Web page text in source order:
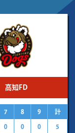
高知FD
7 8 9 計
0 0 0 5